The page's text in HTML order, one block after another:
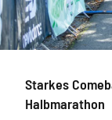
Starkes
Halbmarathon